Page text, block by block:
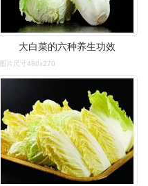
大白菜的六种养生功效
图片尺寸480x270